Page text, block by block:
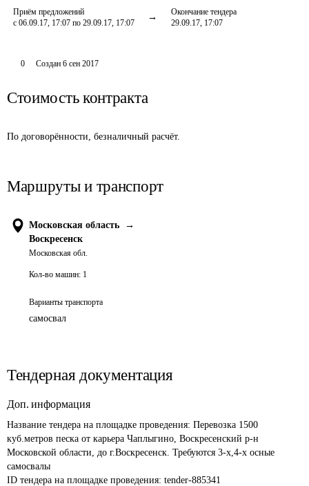
Приём предложений
с 06.09.17, 17:07 по 29.09.17, 17:07
Окончание тендера
29.09.17, 17:07
0 Создан 6 сен 2017
Стоимость контракта
По договорённости, безналичный расчёт.
Маршруты и транспорт
Московская область
→
Воскресенск
Московская обл.
Кол-во машин: 1
Варианты транспорта
самосвал
Тендерная документация
Доп. информация
Название тендера на площадке проведения: Перевозка 1500
куб.метров песка от карьера Чаплыгино, Воскресенский р-н
Московской области, до г.Воскресенск. Требуются 3-х,4-х осные
самосвалы
ID тендера на площадке проведения: tender-885341